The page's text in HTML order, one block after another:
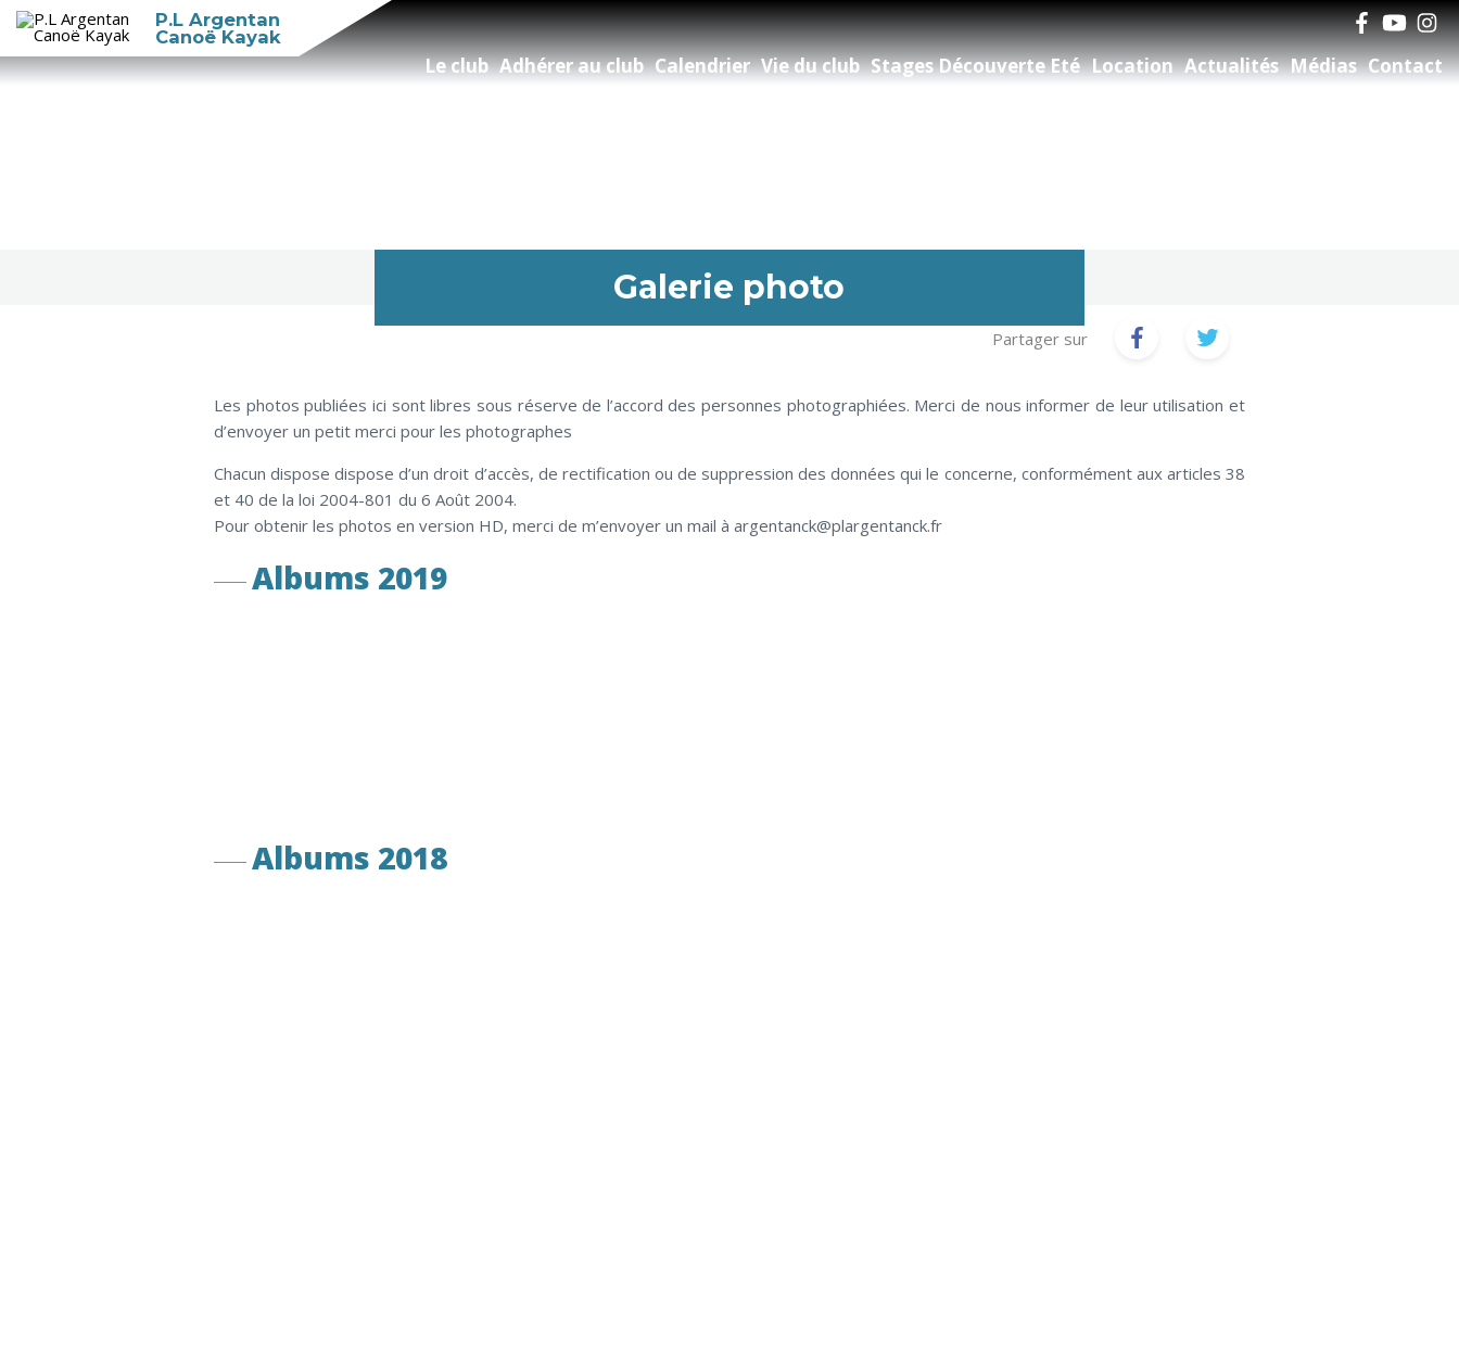
P.L Argentan
Canoë Kayak
Le club Adhérer au club Calendrier Vie du club Stages Découverte Eté Location Actualités Médias Contact
Galerie photo
Les photos publiées ici sont libres sous réserve de l’accord des personnes photographiées. Merci de nous informer de leur utilisation et
d’envoyer un petit merci pour les photographes
Chacun dispose dispose d’un droit d’accès, de rectification ou de suppression des données qui le concerne, conformément aux articles 38
et 40 de la loi 2004-801 du 6 Août 2004.
Pour obtenir les photos en version HD, merci de m’envoyer un mail à argentanck@plargentanck.fr
Albums 2019
Albums 2018
Partager sur